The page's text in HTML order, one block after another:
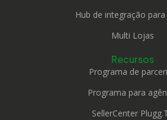
Hub de integração
Multi Lojas
Recursos
Programa de
Programa para
SellerCenter